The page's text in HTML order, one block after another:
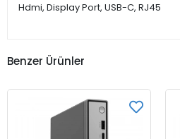
Hdmi, Display Port, USB-C, RJ45
Benzer Ürünler